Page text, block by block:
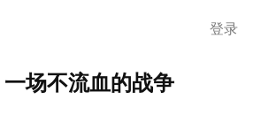
登录
场不流血的战争